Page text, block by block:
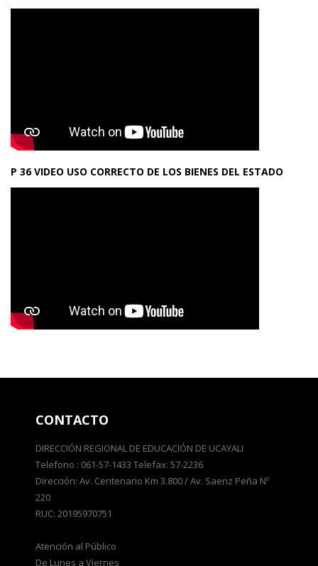
P 36 VIDEO USO CORRECTO DE LOS BIENES DEL ESTADO
CONTACTO
DIRECCIÓN REGIONAL DE EDUCACIÓN DE UCAYALI
Telefono : 061-57-1433 Telefax: 57-2236
Dirección: Av. Centenario Km 3.800 / Av. Saenz Peña Nº
220
RUC: 20195970751
Atención al Público
De Lunes a Viernes